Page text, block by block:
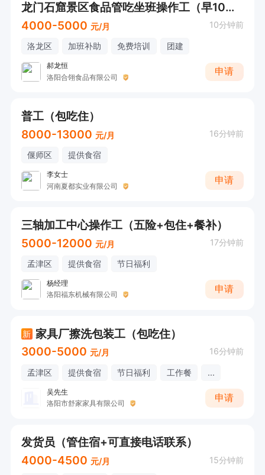
龙门石窟景区食品管吃坐班操作工（早10晚7+管吃）
4000-5000 元/月 10分钟前
洛龙区 加班补助 免费培训 团建
郝龙恒
洛阳合翎食品有限公司
申请
普工（包吃住）
8000-13000 元/月 16分钟前
偃师区 提供食宿
李女士
河南夏都实业有限公司
申请
三轴加工中心操作工（五险+包住+餐补）
5000-12000 元/月 17分钟前
孟津区 提供食宿 节日福利
杨经理
洛阳福东机械有限公司
申请
新 家具厂擦洗包装工（包吃住）
3000-5000 元/月 16分钟前
孟津区 提供食宿 节日福利 工作餐 ...
吴先生
洛阳市舒家家具有限公司
申请
发货员（管住宿+可直接电话联系）
4000-4500 元/月 15分钟前